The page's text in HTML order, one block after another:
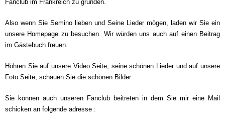
Fanclub im Frankreich zu gründen.
Also wenn Sie Semino lieben und Seine Lieder mögen, laden wir Sie ein
unsere Homepage zu besuchen. Wir würden uns auch auf einen Beitrag
im Gästebuch freuen.
Höhren Sie auf unsere Video Seite, seine schönen Lieder und auf unsere
Foto Seite, schauen Sie die schönen Bilder.
Sie können auch unseren Fanclub beitreten in dem Sie mir eine Mail
schicken an folgende adresse :